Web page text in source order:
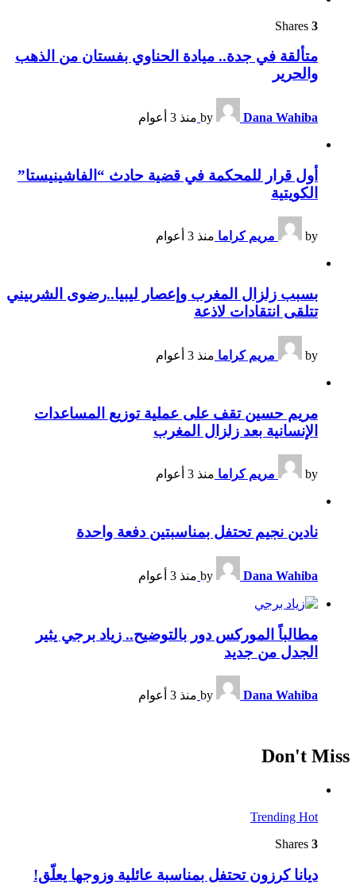
3
متألقة في جدة.. ميادة الحناوي بفستان من الذهب
والحرير
by Dana Wahiba منذ 3 أعوام
أول قرار للمحكمة في قضية حادث “الفاشينيستا”
الكويتية
by مريم كراما منذ 3 أعوام
بسبب زلزال المغرب وإعصار ليبيا..رضوى الشربيني
تتلقى انتقادات لاذعة
by مريم كراما منذ 3 أعوام
مريم حسين تقف على عملية توزيع المساعدات
الإنسانية بعد زلزال المغرب
by مريم كراما منذ 3 أعوام
نادين نجيم تحتفل بمناسبتين دفعة واحدة
by Dana Wahiba منذ 3 أعوام
مطالباً الموركس دور بالتوضيح.. زياد برجي يثير
الجدل من جديد
by Dana Wahiba منذ 3 أعوام
Don't Miss
Trending Hot
3
ديانا كرزون تحتفل بمناسبة عائلية وزوجها يعلّق!